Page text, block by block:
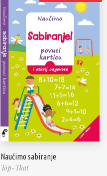
Naučimo sabiranje
Top-That